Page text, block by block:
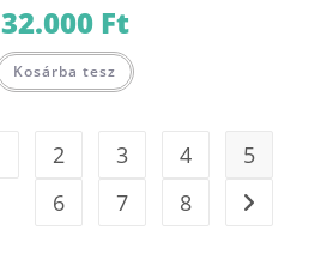
32.000 Ft
Kosárba tesz
2 3 4
5
6
7 8